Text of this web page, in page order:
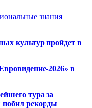
знания
культур пройдет в
2026» в
тура за
побил рекорды